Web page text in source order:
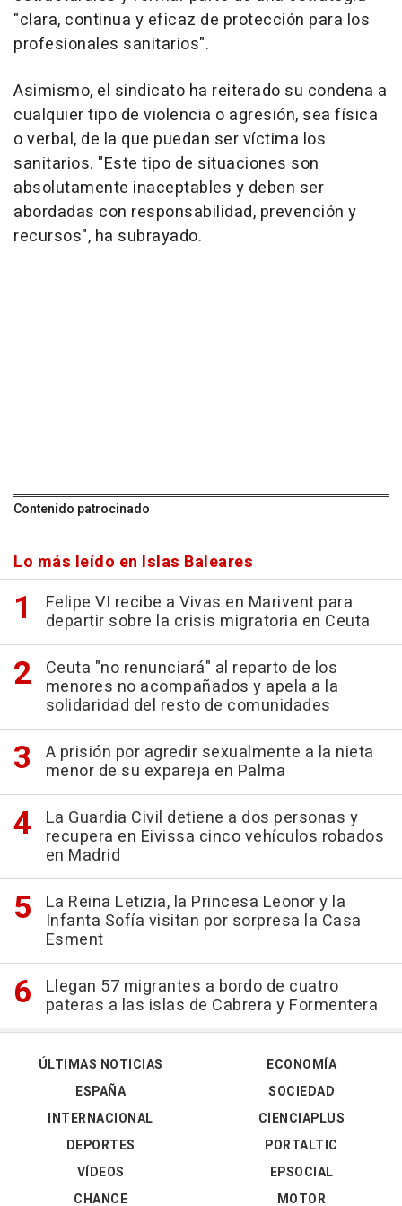
"clara, continua y eficaz de protección para los
profesionales sanitarios".
Asimismo, el sindicato ha reiterado su condena a
cualquier tipo de violencia o agresión, sea física
o verbal, de la que puedan ser víctima los
sanitarios. "Este tipo de situaciones son
absolutamente inaceptables y deben ser
abordadas con responsabilidad, prevención y
recursos", ha subrayado.
Contenido patrocinado
Lo más leído en Islas Baleares
Felipe VI recibe a Vivas en Marivent para
departir sobre la crisis migratoria en Ceuta
Ceuta "no renunciará" al reparto de los
menores no acompañados y apela a la
solidaridad del resto de comunidades
A prisión por agredir sexualmente a la nieta
menor de su expareja en Palma
La Guardia Civil detiene a dos personas y
recupera en Eivissa cinco vehículos robados
en Madrid
La Reina Letizia, la Princesa Leonor y la
Infanta Sofía visitan por sorpresa la Casa
Esment
Llegan 57 migrantes a bordo de cuatro
pateras a las islas de Cabrera y Formentera
ÚLTIMAS NOTICIAS
ESPAÑA
INTERNACIONAL
DEPORTES
VÍDEOS
ECONOMÍA
SOCIEDAD
CIENCIAPLUS
PORTALTIC
EPSOCIAL
CHANCE
MOTOR